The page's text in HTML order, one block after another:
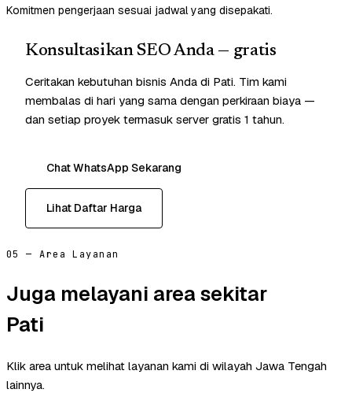
Komitmen pengerjaan sesuai jadwal yang disepakati.
Konsultasikan SEO Anda — gratis
Ceritakan kebutuhan bisnis Anda di Pati. Tim kami
membalas di hari yang sama dengan perkiraan biaya —
dan setiap proyek termasuk server gratis 1 tahun.
Chat WhatsApp Sekarang
Lihat Daftar Harga
05 — Area Layanan
Juga melayani area sekitar
Pati
Klik area untuk melihat layanan kami di wilayah Jawa Tengah
lainnya.